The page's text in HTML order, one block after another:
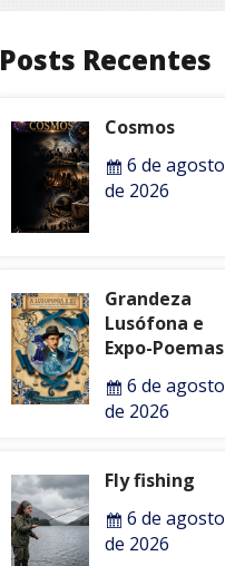
Posts Recentes
Cosmos
6 de agosto
de 2026
Grandeza
Lusófona e
Expo-Poemas
6 de agosto
de 2026
Fly fishing
6 de agosto
de 2026